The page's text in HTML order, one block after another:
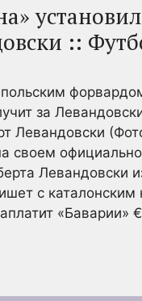
::
за
Левандовски
своем
Левандовски
с каталонским
«Баварии»